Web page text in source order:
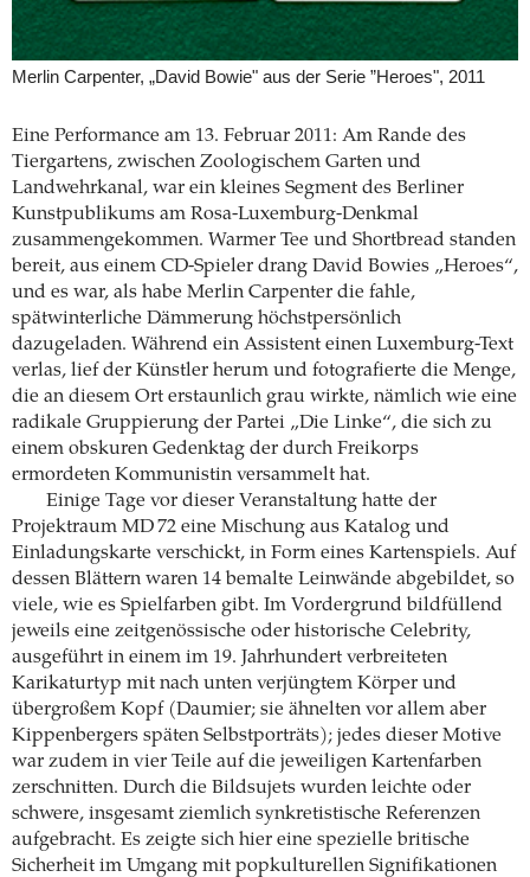
Merlin Carpenter, „David Bowie" aus der Serie ”Heroes", 2011
Eine Performance am 13. Februar 2011: Am Rande des
Tiergartens, zwischen Zoologischem Garten und
Landwehrkanal, war ein kleines Segment des Berliner
Kunstpublikums am Rosa-Luxemburg-Denkmal
zusammengekommen. Warmer Tee und Shortbread standen
bereit, aus einem CD-Spieler drang David Bowies „Heroes“,
und es war, als habe Merlin Carpenter die fahle,
spätwinterliche Dämmerung höchstpersönlich
dazugeladen. Während ein Assistent einen Luxemburg-Text
verlas, lief der Künstler herum und fotografierte die Menge,
die an diesem Ort erstaunlich grau wirkte, nämlich wie eine
radikale Gruppierung der Partei „Die Linke“, die sich zu
einem obskuren Gedenktag der durch Freikorps
ermordeten Kommunistin versammelt hat.
Einige Tage vor dieser Veranstaltung hatte der
Projektraum MD 72 eine Mischung aus Katalog und
Einladungskarte verschickt, in Form eines Kartenspiels. Auf
dessen Blättern waren 14 bemalte Leinwände abgebildet, so
viele, wie es Spielfarben gibt. Im Vordergrund bildfüllend
jeweils eine zeitgenössische oder historische Celebrity,
ausgeführt in einem im 19. Jahrhundert verbreiteten
Karikaturtyp mit nach unten verjüngtem Körper und
übergroßem Kopf (Daumier; sie ähnelten vor allem aber
Kippenbergers späten Selbstporträts); jedes dieser Motive
war zudem in vier Teile auf die jeweiligen Kartenfarben
zerschnitten. Durch die Bildsujets wurden leichte oder
schwere, insgesamt ziemlich synkretistische Referenzen
aufgebracht. Es zeigte sich hier eine spezielle britische
Sicherheit im Umgang mit popkulturellen Signifikationen